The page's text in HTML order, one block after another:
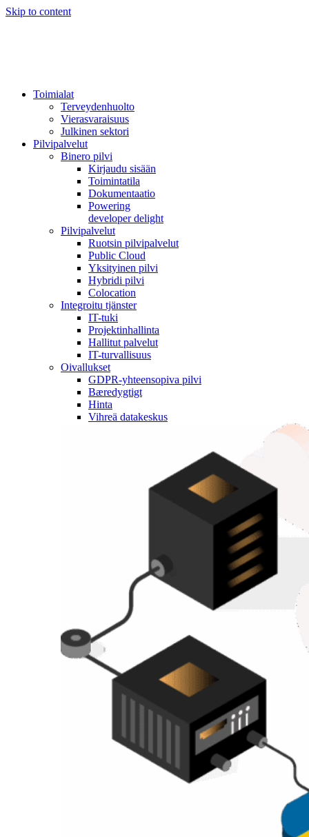
Skip to content
Toimialat
Terveydenhuolto
Vierasvaraisuus
Julkinen sektori
Pilvipalvelut
Binero pilvi
Kirjaudu sisään
Toimintatila
Dokumentaatio
Powering
developer delight
Pilvipalvelut
Ruotsin pilvipalvelut
Public Cloud
Yksityinen pilvi
Hybridi pilvi
Colocation
Integroitu tjänster
IT-tuki
Projektinhallinta
Hallitut palvelut
IT-turvallisuus
Oivallukset
GDPR-yhteensopiva pilvi
Bæredygtigt
Hinta
Vihreä datakeskus